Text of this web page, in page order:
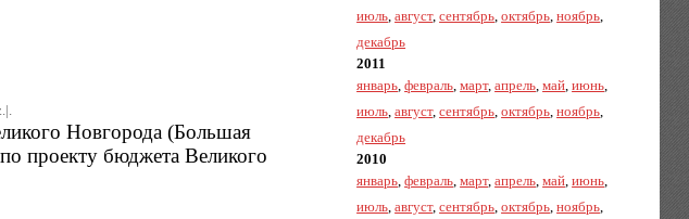
Новгорода (Большая
проекту бюджета Великого
июль,август,сентябрь,октябрь,ноябрь,
декабрь
2011
январь,февраль,март,апрель,май,июнь,
июль,август,сентябрь,октябрь,ноябрь,
декабрь
2010
январь,февраль,март,апрель,май,июнь,
июль,август,сентябрь,октябрь,ноябрь,